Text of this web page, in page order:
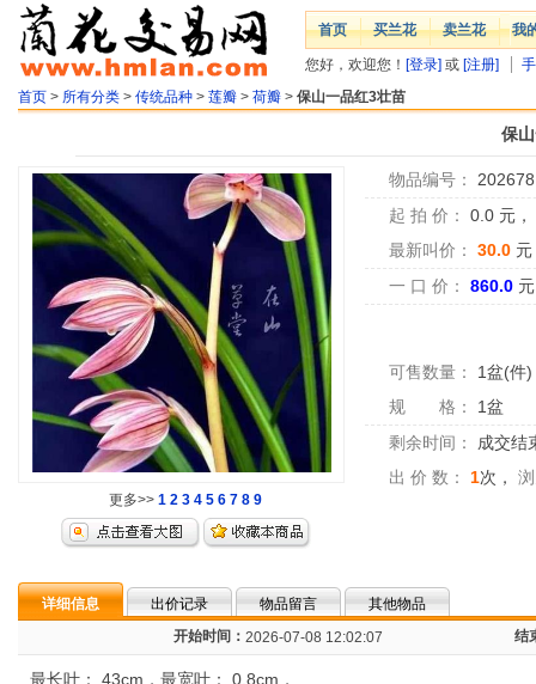
首页 买兰花 卖兰花 我
您好，欢迎您！ [登录] 或 [注册]
首页 > 所有分类 > 传统品种 > 莲瓣 > 荷瓣 > 保山一品红3壮苗
保
更多>> 1 2 3 4 5 6 7 8 9
物品编号：
起 拍 价：
0.0 元，
最新叫价：
30.0 元
一 口 价：
860.0 元
可售数量： 1盆(件)
规 格：
1盆
剩余时间：
成交结
出 价 数：
1次，
详细信息 出价记录 物品留言
其他物品
开始时间： 2026-07-08 12:02:07 结
最长叶： 43cm，最宽叶： 0.8cm，